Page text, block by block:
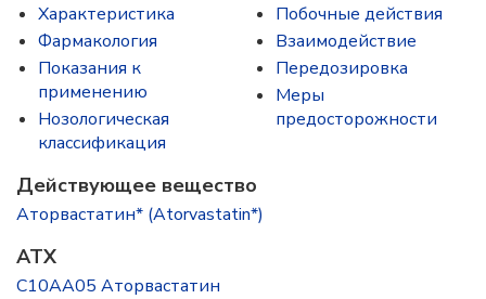
Характеристика
Фармакология
Показания к
применению
Нозологическая
классификация
Побочные действия
Взаимодействие
Передозировка
Меры
предосторожности
Действующее вещество
Аторвастатин* (Atorvastatin*)
ATX
C10AA05 Аторвастатин